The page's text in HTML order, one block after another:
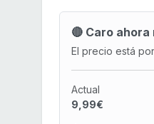
🔴 Caro ahora
El precio está
Actual
9,99€